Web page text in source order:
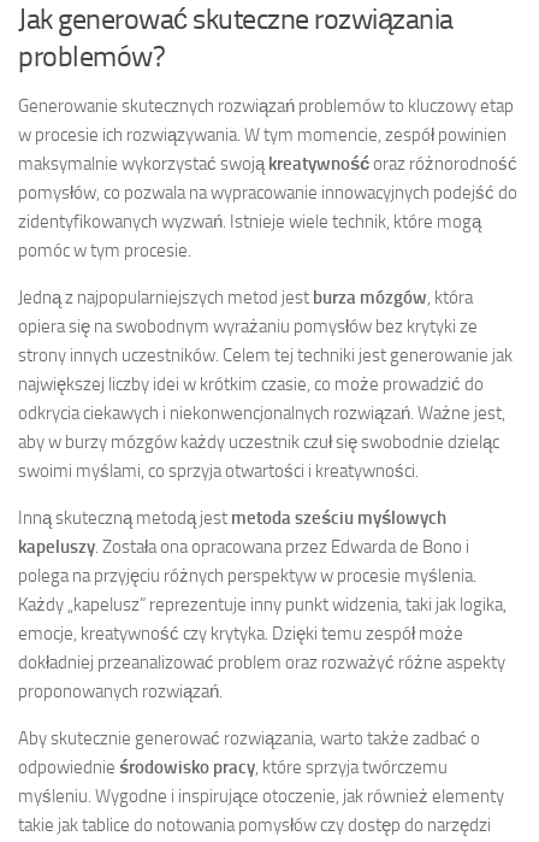
Jak generować skuteczne rozwiązania
problemów?
Generowanie skutecznych rozwiązań problemów to kluczowy etap
w procesie ich rozwiązywania. W tym momencie, zespół powinien
maksymalnie wykorzystać swojąkreatywnośćoraz różnorodność
pomysłów, co pozwala na wypracowanie innowacyjnych podejść do
zidentyfikowanych wyzwań. Istnieje wiele technik, które mogą
pomóc w tym procesie.
Jedną z najpopularniejszych metod jest burza mózgów, która
opiera się na swobodnym wyrażaniu pomysłów bez krytyki ze
strony innych uczestników. Celem tej techniki jest generowanie jak
największej liczby idei w krótkim czasie, co może prowadzić do
odkrycia ciekawych i niekonwencjonalnych rozwiązań. Ważne jest,
aby w burzy mózgów każdy uczestnik czuł się swobodnie dzieląc
swoimi myślami, co sprzyja otwartości i kreatywności.
Inną skuteczną metodą jest metoda sześciu myślowych
kapeluszy. Została ona opracowana przez Edwarda de Bono i
polega na przyjęciu różnych perspektyw w procesie myślenia.
Każdy „kapelusz” reprezentuje inny punkt widzenia, taki jak logika,
emocje, kreatywność czy krytyka. Dzięki temu zespół może
dokładniej przeanalizować problem oraz rozważyć różne aspekty
proponowanych rozwiązań.
Aby skutecznie generować rozwiązania, warto także zadbać o
odpowiednie środowisko pracy, które sprzyja twórczemu
myśleniu. Wygodne i inspirujące otoczenie, jak również elementy
takie jak tablice do notowania pomysłów czy dostęp do narzędzi